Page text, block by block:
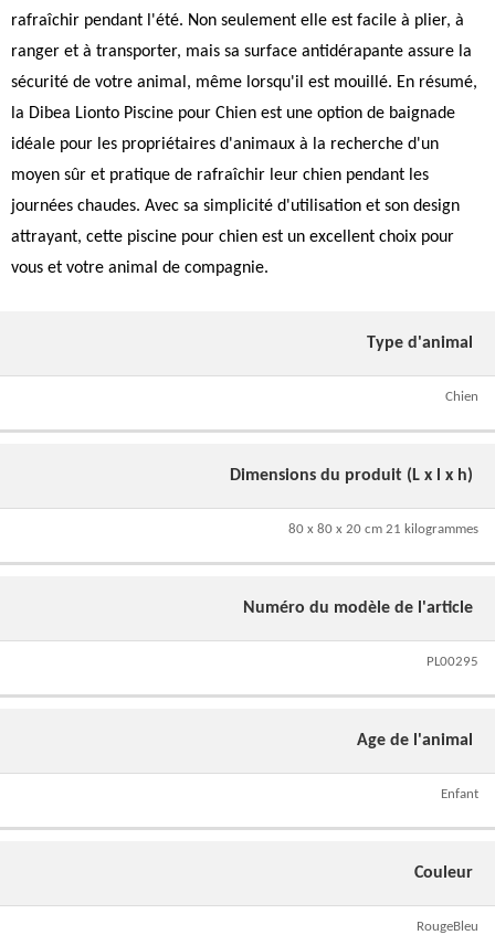
rafraîchir pendant l'été. Non seulement elle est facile à plier, à
ranger et à transporter, mais sa surface antidérapante assure la
sécurité de votre animal, même lorsqu'il est mouillé. En résumé,
la Dibea Lionto Piscine pour Chien est une option de baignade
idéale pour les propriétaires d'animaux à la recherche d'un
moyen sûr et pratique de rafraîchir leur chien pendant les
journées chaudes. Avec sa simplicité d'utilisation et son design
attrayant, cette piscine pour chien est un excellent choix pour
vous et votre animal de compagnie.
Type d'animal
Chien
Dimensions du produit (L x l x h)
80 x 80 x 20 cm 21 kilogrammes
Numéro du modèle de l'article
PL00295
Age de l'animal
Enfant
Couleur
RougeBleu